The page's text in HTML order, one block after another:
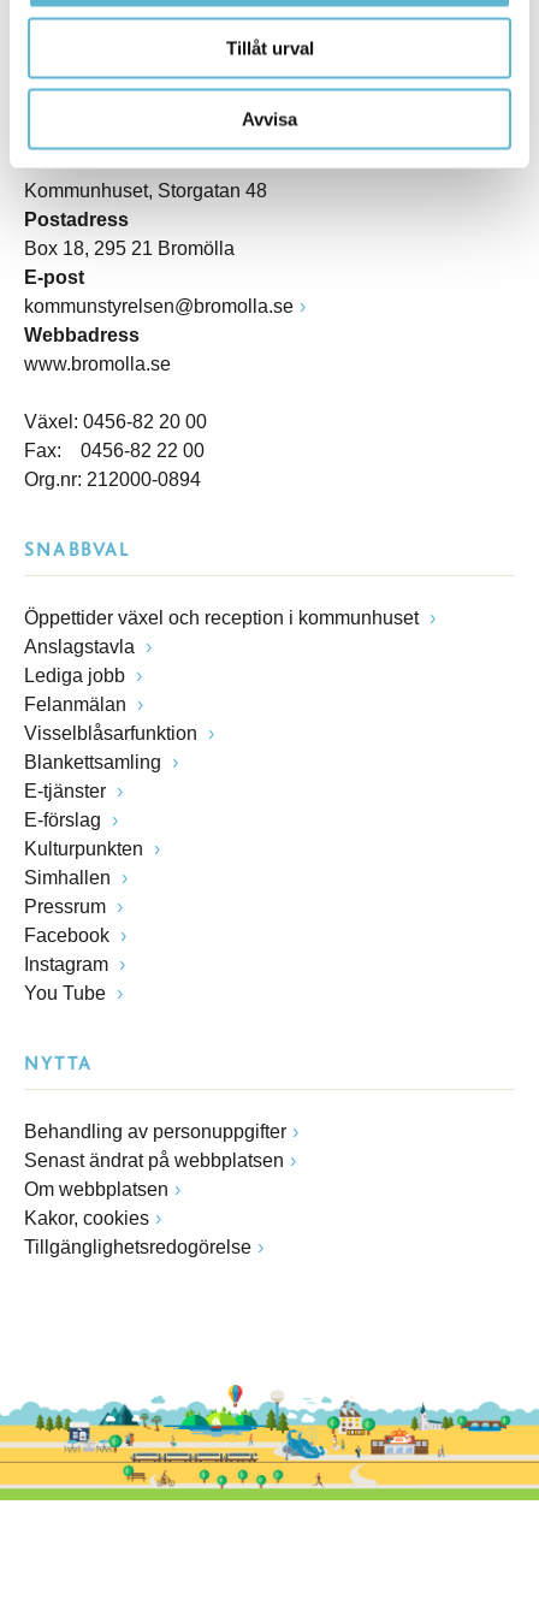
Tillåt urval
Avvisa
KONTAKT
Kommunhuset, Storgatan 48
Postadress
Box 18, 295 21 Bromölla
E-post
kommunstyrelsen@bromolla.se
Webbadress
www.bromolla.se
Växel: 0456-82 20 00
Fax: 0456-82 22 00
Org.nr: 212000-0894
SNABBVAL
Öppettider växel och reception i kommunhuset
Anslagstavla
Lediga jobb
Felanmälan
Visselblåsarfunktion
Blankettsamling
E-tjänster
E-förslag
Kulturpunkten
Simhallen
Pressrum
Facebook
Instagram
You Tube
NYTTA
Behandling av personuppgifter
Senast ändrat på webbplatsen
Om webbplatsen
Kakor, cookies
Tillgänglighetsredogörelse